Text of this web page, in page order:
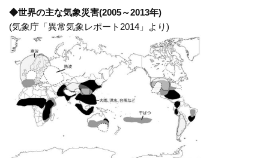
◆世界の主な気象災害(2005～2013年)
(気象庁「異常気象レポート2014」より)